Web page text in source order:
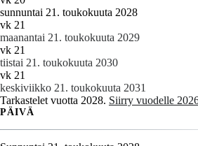
sunnuntai 21. toukokuuta 2028
vk 21
maanantai 21. toukokuuta 2029
vk 21
tiistai 21. toukokuuta 2030
vk 21
keskiviikko 21. toukokuuta 2031
Tarkastelet vuotta 2028. Siirry vuodelle
PÄIVÄ